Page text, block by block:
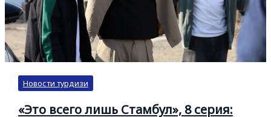
Новости турдизи
«Это всего лишь Стамбул», 8 серия: